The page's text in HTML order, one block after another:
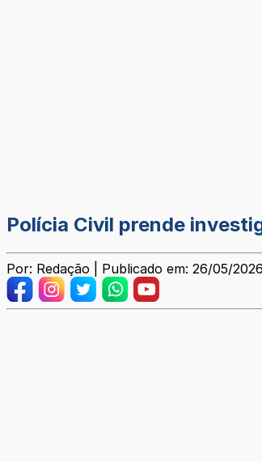
Polícia Civil prende
Por: Redação | Publicado em: 26/05/